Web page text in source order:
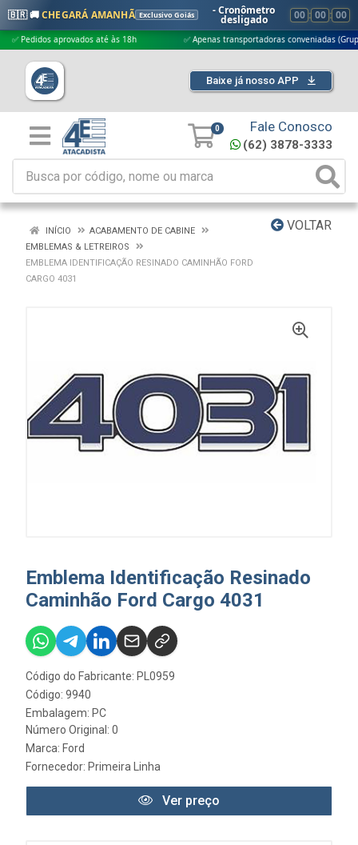
🇧🇷 🚚CHEGARÁ AMANHÃ Exclusivo Goiás - Cronômetro
desligado 00 : 00 : 00
aprovados até às 18h ✅ Apenas transportadoras conveniadas (Grupo G5)
Baixe já nosso APP
0 Fale Conosco
(62) 3878-3333
VOLTAR
INÍCIO
ACABAMENTO DE CABINE
EMBLEMAS & LETREIROS
EMBLEMA IDENTIFICAÇÃO RESINADO CAMINHÃO FORD
CARGO 4031
Emblema Identificação Resinado
Caminhão Ford Cargo 4031
Código do Fabricante: PL0959
Código: 9940
Embalagem: PC
Número Original: 0
Marca: Ford
Fornecedor: Primeira Linha
Ver preço